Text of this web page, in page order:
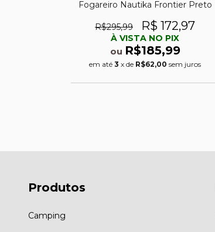
Fogareiro Nautika Frontier Preto
R$295,99 R$ 172,97
À VISTA NO PIX
ou R$185,99
em até 3 x de R$62,00 sem juros
Produtos
Camping